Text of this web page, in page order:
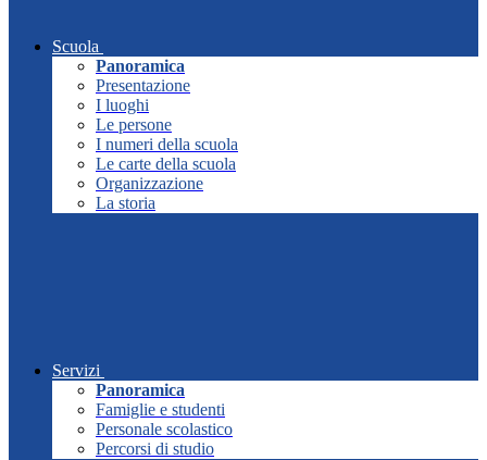
Scuola
Panoramica
Presentazione
I luoghi
Le persone
I numeri della scuola
Le carte della scuola
Organizzazione
La storia
Servizi
Panoramica
Famiglie e studenti
Personale scolastico
Percorsi di studio